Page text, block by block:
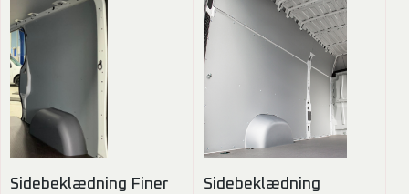
Sidebeklædning Finer
Sidebeklædning